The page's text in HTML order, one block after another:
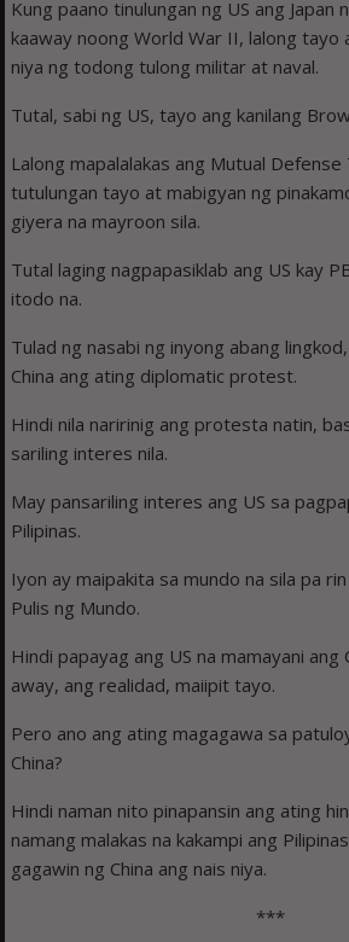
Kung paano tinulungan ng US ang Japan
kaaway noong World War II, lalong tayo
niya ng todong tulong militar at naval.
Tutal, sabi ng US, tayo ang kanilang
Lalong mapalalakas ang Mutual
tutulungan tayo at mabigyan ng
giyera na mayroon sila.
Tutal laging nagpapasiklab ang US kay
itodo na.
Tulad ng nasabi ng inyong abang
China ang ating diplomatic protest.
Hindi nila naririnig ang protesta natin,
sariling interes nila.
May pansariling interes ang US sa
Pilipinas.
Iyon ay maipakita sa mundo na sila pa
Pulis ng Mundo.
Hindi papayag ang US na mamayani ang
away, ang realidad, maiipit tayo.
Pero ano ang ating magagawa sa
China?
Hindi naman nito pinapansin ang ating
namang malakas na kakampi ang
gagawin ng China ang nais niya.
***